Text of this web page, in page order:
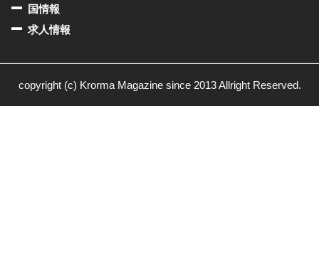
国情報
求人情報
copyright (c) Krorma Magazine since 2013 Allright Reserved.